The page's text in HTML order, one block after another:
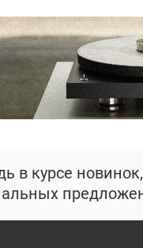
в курсе новинок,